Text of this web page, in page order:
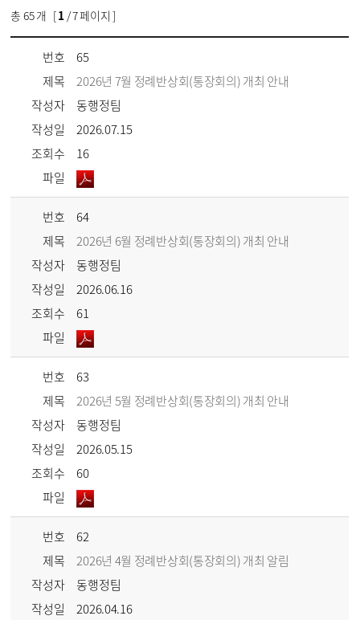
총 65개 [1/ 7 페이지 ]
번호
65
제목
2026년 7월 정례반상회(통장회의) 개최 안내
작성자
동행정팀
작성일
2026.07.15
조회수
16
파일
번호
64
제목
2026년 6월 정례반상회(통장회의) 개최 안내
작성자
동행정팀
작성일
2026.06.16
조회수
61
파일
번호
63
제목
2026년 5월 정례반상회(통장회의) 개최 안내
작성자
동행정팀
작성일
2026.05.15
조회수
60
파일
번호
62
제목
2026년 4월 정례반상회(통장회의) 개최 알림
작성자
동행정팀
작성일
2026.04.16